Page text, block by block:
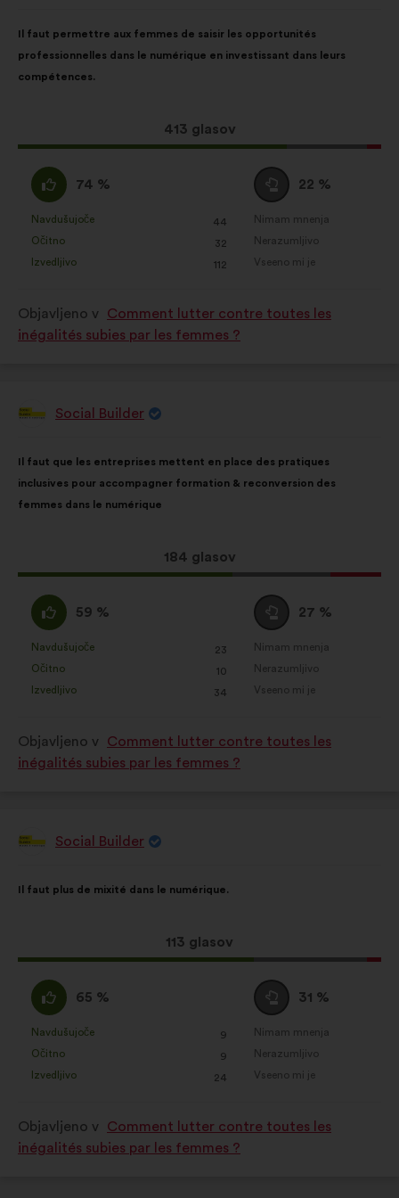
predloga:
Il faut permettre aux femmes de saisir les opportunités
professionnelles dans le numérique en investissant dans leurs
compétences.
Ta
predlog
413 glasov
naslednjo
porazdelitvijo:
Za
:
74 %
naslednje
obrazložitve:
Navdušujoče
: 44
krat
Očitno
: 32
krat
Izvedljivo
: 112
krat
Neopredeljen/-
a
:
22 %
naslednje
Nimam mnenja
:krat
Nerazumljivo
:krat
Vseeno mi je
:krat
Objavljeno v
Comment lutter contre toutes les
inégalités subies par les femmes ?
Predlog:Social Builder
predloga:
Il faut que les entreprises mettent en place des pratiques
inclusives pour accompagner formation & reconversion des
femmes dans le numérique
Ta
predlog
184 glasov
naslednjo
porazdelitvijo:
Za
:
59 %
naslednje
obrazložitve:
Navdušujoče
: 23
krat
Očitno
: 10
krat
Izvedljivo
: 34
krat
Neopredeljen/-
a
:
27 %
naslednje
Nimam mnenja
:krat
Nerazumljivo
:krat
Vseeno mi je
:krat
Objavljeno v
Comment lutter contre toutes les
inégalités subies par les femmes ?
Predlog:Social Builder
predloga:
Il faut plus de mixité dans le numérique.
Ta
predlog
113 glasov
naslednjo
Za
:
65 %
naslednje
obrazložitve:
Navdušujoče
: 9
krat
Očitno
: 9
krat
Izvedljivo
: 24
krat
Neopredeljen/-
a
:
31 %
naslednje
Nimam mnenja
:krat
Nerazumljivo
:krat
Vseeno mi je
:krat
Objavljeno v
Comment lutter contre toutes les
inégalités subies par les femmes ?